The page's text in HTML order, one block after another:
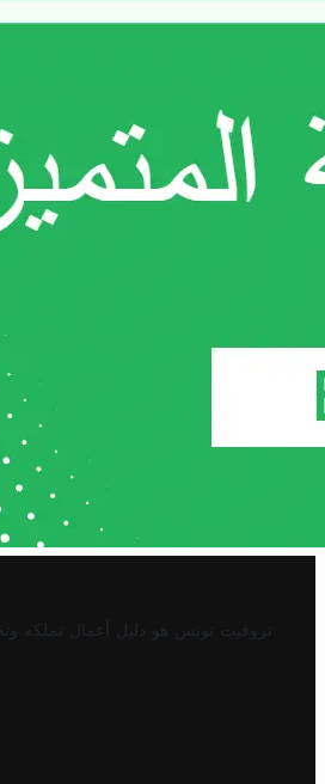
تروفيت تونس هو دليل أعمال تملكه